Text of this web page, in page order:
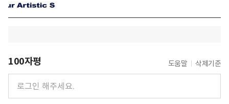
100자평 도움말 삭제기준